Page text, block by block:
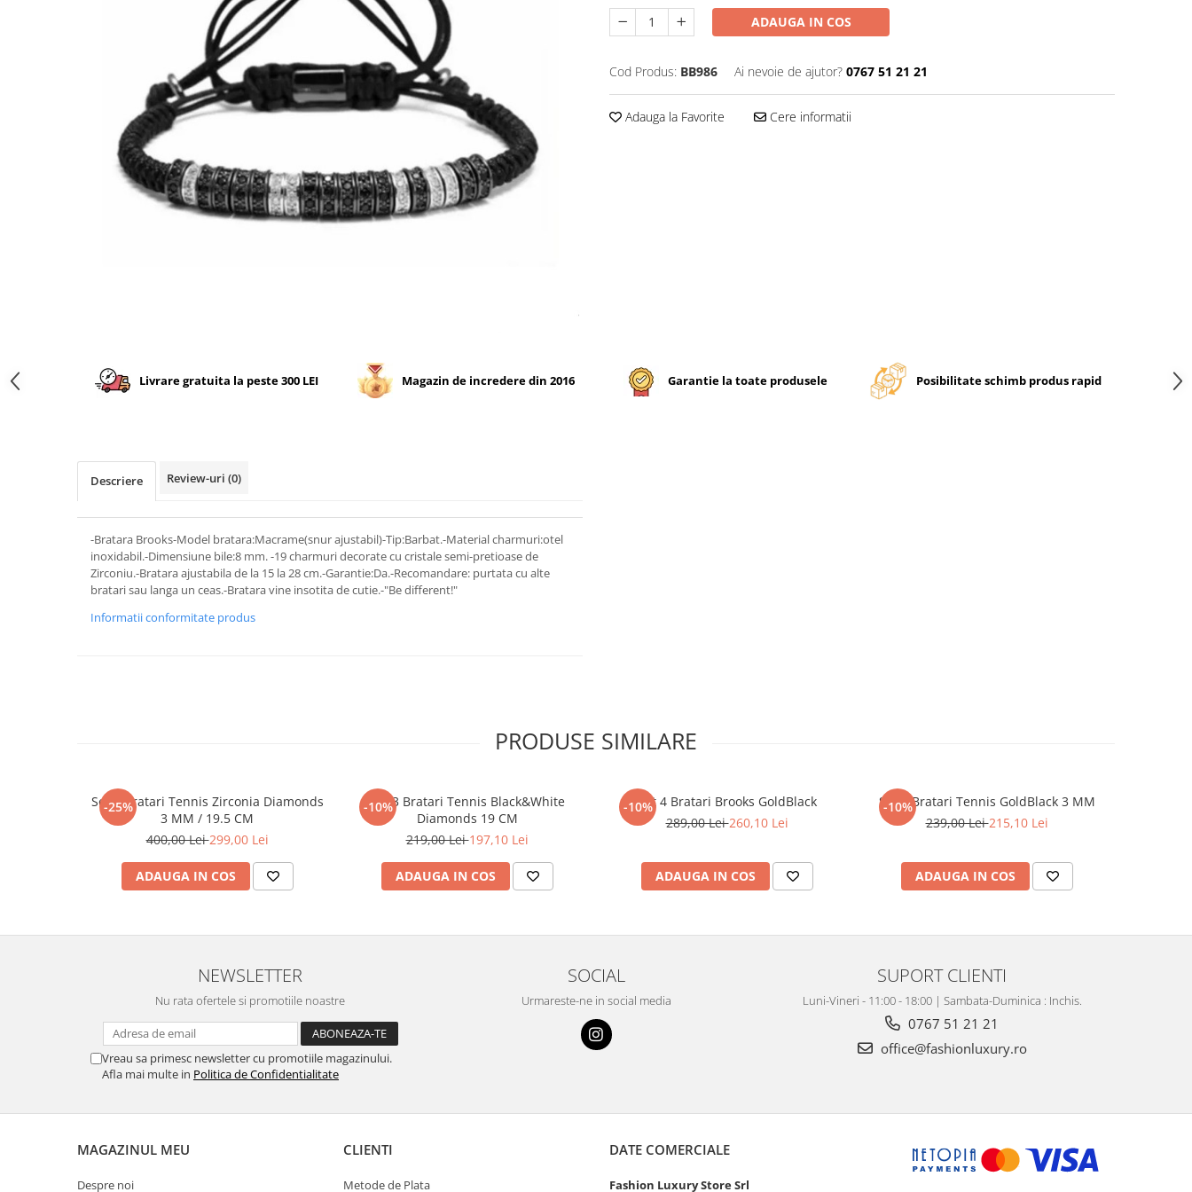
ADAUGA IN COS
Cod Produs: BB986 Ai nevoie de ajutor? 0767 51 21 21
Adauga la Favorite Cere informatii
Livrare gratuita la peste 300 LEI Magazin de incredere din 2016 Garantie la toate produsele Posibilitate schimb produs rapid
Descriere Review-uri (0)
-Bratara Brooks-Model bratara:Macrame(snur ajustabil)-Tip:Barbat.-Material charmuri:otel
inoxidabil.-Dimensiune bile:8 mm. -19 charmuri decorate cu cristale semi-pretioase de
Zirconiu.-Bratara ajustabila de la 15 la 28 cm.-Garantie:Da.-Recomandare: purtata cu alte
bratari sau langa un ceas.-Bratara vine insotita de cutie.-"Be different!"
Informatii conformitate produs
PRODUSE SIMILARE
-25%
Set 5 Bratari Tennis Zirconia Diamonds
3 MM / 19.5 CM
400,00 Lei299,00 Lei
ADAUGA IN COS
-10%
Set 3 Bratari Tennis Black&White
Diamonds 19 CM
219,00 Lei197,10 Lei
ADAUGA IN COS
-10%Set 4 Bratari Brooks GoldBlack
289,00 Lei260,10 Lei
ADAUGA IN COS
-10%
Set 3 Bratari Tennis GoldBlack 3 MM
239,00 Lei215,10 Lei
ADAUGA IN COS
NEWSLETTER
Nu rata ofertele si promotiile noastre
Vreau sa primesc newsletter cu promotiile magazinului.
Afla mai multe in Politica de Confidentialitate
SOCIAL
Urmareste-ne in social media
SUPORT CLIENTI
Luni-Vineri - 11:00 - 18:00 | Sambata-Duminica : Inchis.
0767 51 21 21
office@fashionluxury.ro
MAGAZINUL MEU
Despre noi
CLIENTI
Metode de Plata
DATE COMERCIALE
Fashion Luxury Store Srl